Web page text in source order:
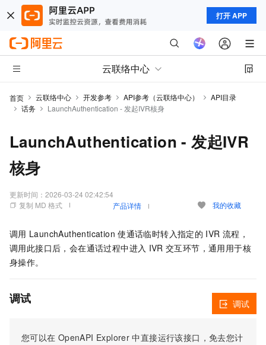
打开 APP
云联络中心
首页 云联络中心 开发参考 API参考（云联络中心）
API目录
话务
LaunchAuthentication - 发起IVR核身
LaunchAuthentication - 发起IVR
核身
更新时间： 2026-03-24 02:42:54
复制 MD 格式
产品详情 我的收藏
调用 LaunchAuthentication 使通话临时转入指定的 IVR 流程，
调用此接口后，会在通话过程中进入 IVR 交互环节，通用用于核
身操作。
调试
您可以在 OpenAPI Explorer 中直接运行该接口，免去您计
调试